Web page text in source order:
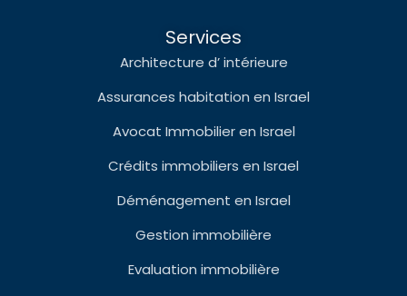
Services
Architecture d’ intérieure
Assurances habitation en Israel
Avocat Immobilier en Israel
Crédits immobiliers en Israel
Déménagement en Israel
Gestion immobilière
Evaluation immobilière